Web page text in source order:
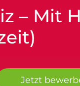
– Mit
Jetzt